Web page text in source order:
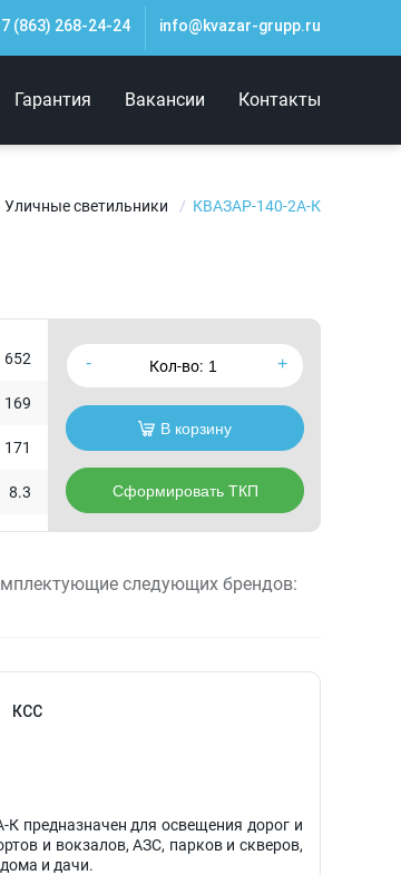
(863) 268-24-24 info@kvazar-grupp.ru
Гарантия Вакансии Контакты
Уличные светильники КВАЗАР-140-2А-К
652
169
171
8.3
Кол-во:
В корзину
Сформировать ТКП
следующих брендов:
КСС
предназначен для освещения дорог и
и вокзалов, АЗС, парков и скверов,
и дачи.